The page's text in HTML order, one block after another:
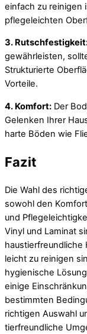
einfach zu reinigen
pflegeleichten
3.
gewährleisten,
Strukturierte
Vorteile.
4. Komfort: Der
Gelenken Ihrer
harte Böden wie
Fazit
Die Wahl des
sowohl den
und
Vinyl und Laminat
haustierfreundliche
leicht zu reinigen
hygienische
einige
bestimmten
richtigen Auswahl
tierfreundliche